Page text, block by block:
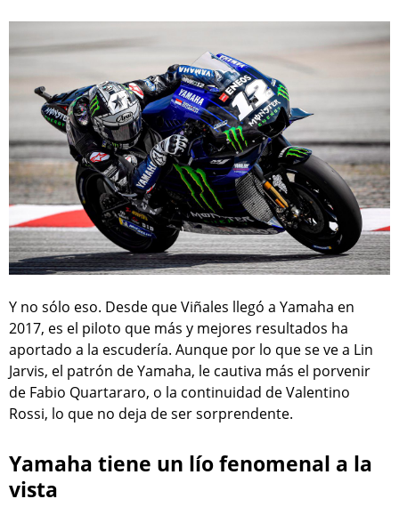
Y no sólo eso. Desde que Viñales llegó a Yamaha en
2017, es el piloto que más y mejores resultados ha
aportado a la escudería. Aunque por lo que se ve a Lin
Jarvis, el patrón de Yamaha, le cautiva más el porvenir
de Fabio Quartararo, o la continuidad de Valentino
Rossi, lo que no deja de ser sorprendente.
Yamaha tiene un lío fenomenal a la
vista